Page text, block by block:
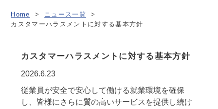
Home > ニュース一覧
>
カスタマーハラスメントに対する基本方針
カスタマーハラスメントに対する基本方針
2026.6.23
従業員が安全で安心して働ける就業環境を確保
し、皆様にさらに質の高いサービスを提供し続け